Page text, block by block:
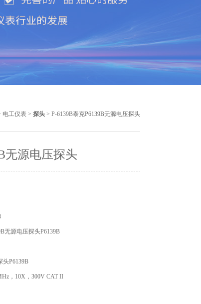
电工仪表 > 探头 > P-6139B泰克P6139B无源电压探头
无源电压探头
无源电压探头P6139B
头P6139B
，10X，300V CAT II